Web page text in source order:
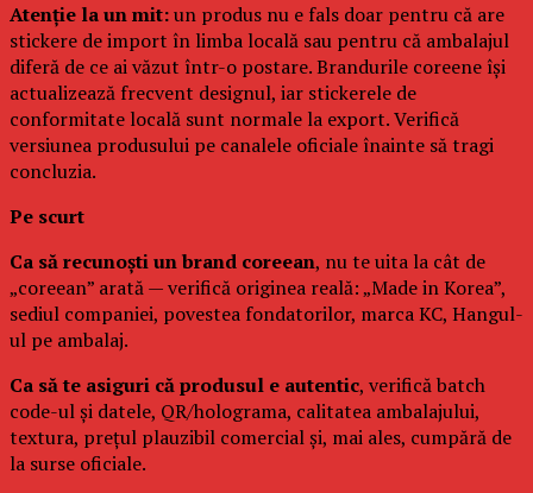
Atenție la un mit:un produs nu e fals doar pentru că are
stickere de import în limba locală sau pentru că ambalajul
diferă de ce ai văzut într-o postare. Brandurile coreene își
actualizează frecvent designul, iar stickerele de
conformitate locală sunt normale la export. Verifică
versiunea produsului pe canalele oficiale înainte să tragi
concluzia.
Pe scurt
Ca să recunoști un brand coreean, nu te uita la cât de
„coreean” arată — verifică originea reală: „Made in Korea”,
sediul companiei, povestea fondatorilor, marca KC, Hangul-
ul pe ambalaj.
Ca să te asiguri că produsul e autentic, verifică batch
code-ul și datele, QR/holograma, calitatea ambalajului,
textura, prețul plauzibil comercial și, mai ales, cumpără de
la surse oficiale.